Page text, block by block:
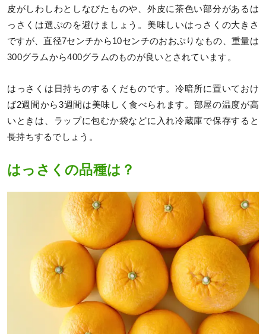
皮がしわしわとしなびたものや、外皮に茶色い部分があるは
っさくは選ぶのを避けましょう。美味しいはっさくの大きさ
ですが、直径7センチから10センチのおおぶりなもの、重量は
300グラムから400グラムのものが良いとされています。
はっさくは日持ちのするくだものです。冷暗所に置いておけ
ば2週間から3週間は美味しく食べられます。部屋の温度が高
いときは、ラップに包むか袋などに入れ冷蔵庫で保存すると
長持ちするでしょう。
はっさくの品種は？